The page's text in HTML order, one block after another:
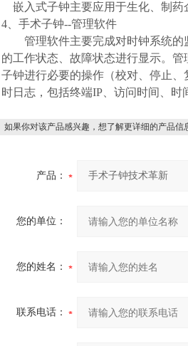
嵌入式子钟主要应用于生化、制药
4、手术子钟--管理软件
管理软件主要完成对时钟系统
的工作状态、故障状态进行显示。
子钟进行必要的操作（校对、停止
时日志，包括终端IP、访问时间、时
如果你对该产品感兴趣，想了解更详细的产品信
产品：
您的单位：
您的姓名：
联系电话：